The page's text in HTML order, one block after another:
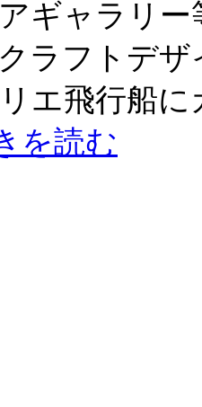
ギャラリ
ラフトデザ
エ飛行船に
を読む